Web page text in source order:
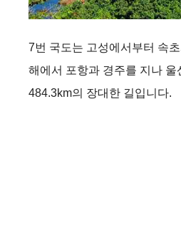
7번 국도는 고성에서부터 속
해에서 포항과 경주를 지나 울
484.3km의 장대한 길입니다.